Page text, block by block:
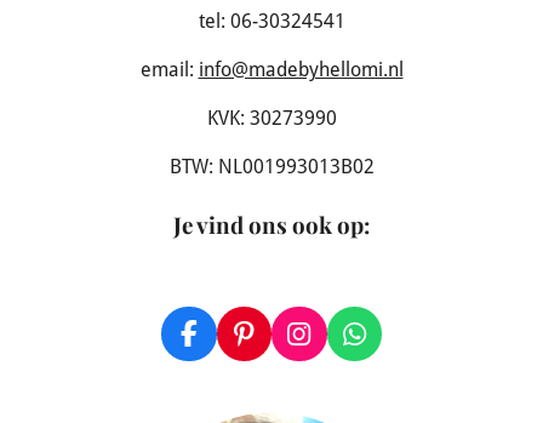
tel: 06-30324541
email: info@madebyhellomi.nl
KVK: 30273990
BTW: NL001993013B02
Je vind ons ook op:
F
a
P
i
t
I
n
t
W
h